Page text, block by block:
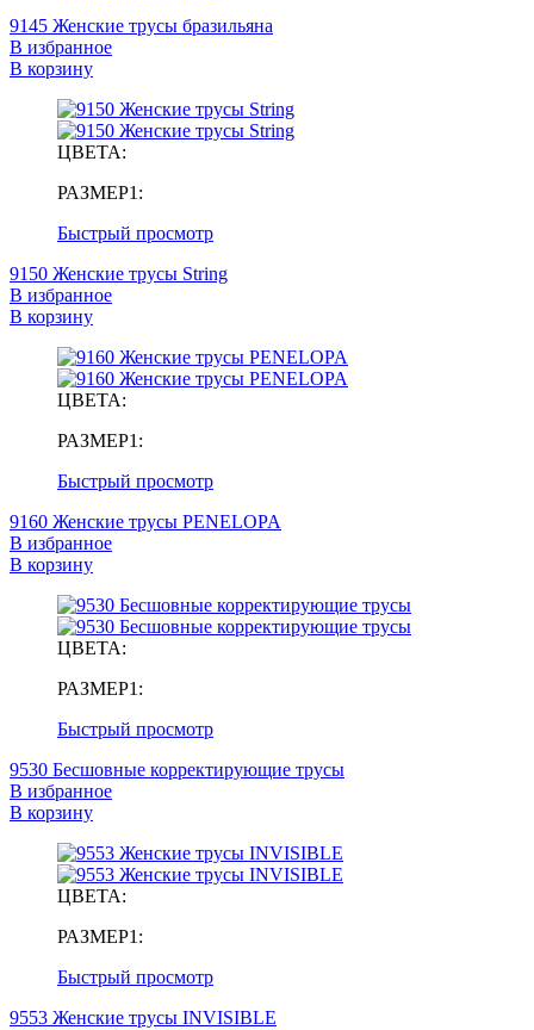
9145 Женские трусы бразильяна
В избранное
В корзину
ЦВЕТА:
РАЗМЕР1:
Быстрый просмотр
9150 Женские трусы String
В избранное
В корзину
ЦВЕТА:
РАЗМЕР1:
Быстрый просмотр
9160 Женские трусы PENELOPA
В избранное
В корзину
ЦВЕТА:
РАЗМЕР1:
Быстрый просмотр
9530 Бесшовные корректирующие трусы
В избранное
В корзину
ЦВЕТА:
РАЗМЕР1:
Быстрый просмотр
9553 Женские трусы INVISIBLE